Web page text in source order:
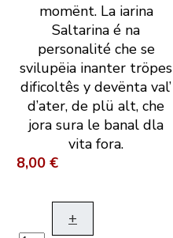
momënt. La iarina
Saltarina é na
personalité che se
svilupëia inanter tröpes
dificoltês y devënta val’
d’ater, de plü alt, che
jora sura le banal dla
vita fora.
8,00 €
+